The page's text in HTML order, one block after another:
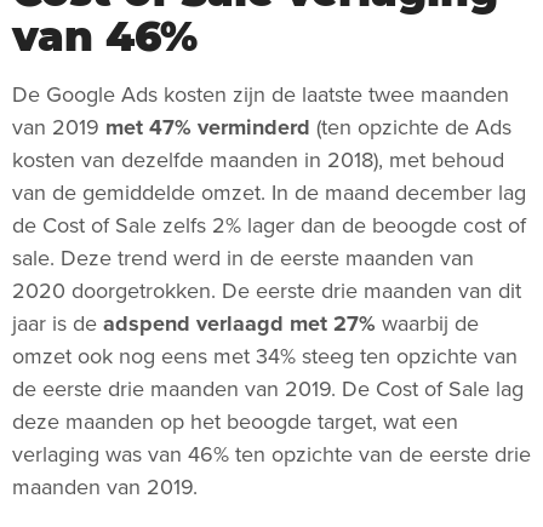
van 46%
De Google Ads kosten zijn de laatste twee maanden
van 2019 met 47% verminderd (ten opzichte de Ads
kosten van dezelfde maanden in 2018), met behoud
van de gemiddelde omzet. In de maand december lag
de Cost of Sale zelfs 2% lager dan de beoogde cost of
sale. Deze trend werd in de eerste maanden van
2020 doorgetrokken. De eerste drie maanden van dit
jaar is deadspend verlaagd met 27% waarbij de
omzet ook nog eens met 34% steeg ten opzichte van
de eerste drie maanden van 2019. De Cost of Sale lag
deze maanden op het beoogde target, wat een
verlaging was van 46% ten opzichte van de eerste drie
maanden van 2019.